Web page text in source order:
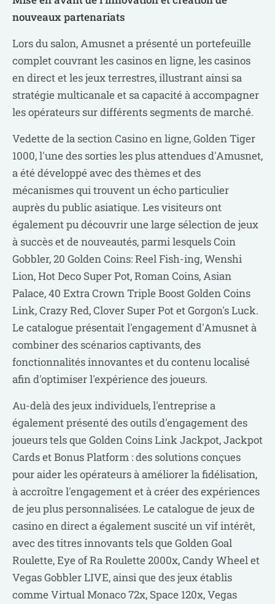
nouveaux partenariats
Lors du salon, Amusnet a présenté un portefeuille
complet couvrant les casinos en ligne, les casinos
en direct et les jeux terrestres, illustrant ainsi sa
stratégie multicanale et sa capacité à accompagner
les opérateurs sur différents segments de marché.
Vedette de la section Casino en ligne, Golden Tiger
1000, l'une des sorties les plus attendues d'Amusnet,
a été développé avec des thèmes et des
mécanismes qui trouvent un écho particulier
auprès du public asiatique. Les visiteurs ont
également pu découvrir une large sélection de jeux
à succès et de nouveautés, parmi lesquels Coin
Gobbler, 20 Golden Coins: Reel Fish-ing, Wenshi
Lion, Hot Deco Super Pot, Roman Coins, Asian
Palace, 40 Extra Crown Triple Boost Golden Coins
Link, Crazy Red, Clover Super Pot et Gorgon's Luck.
Le catalogue présentait l'engagement d'Amusnet à
combiner des scénarios captivants, des
fonctionnalités innovantes et du contenu localisé
afin d'optimiser l'expérience des joueurs.
Au-delà des jeux individuels, l'entreprise a
également présenté des outils d'engagement des
joueurs tels que Golden Coins Link Jackpot, Jackpot
Cards et Bonus Platform : des solutions conçues
pour aider les opérateurs à améliorer la fidélisation,
à accroître l'engagement et à créer des expériences
de jeu plus personnalisées. Le catalogue de jeux de
casino en direct a également suscité un vif intérêt,
avec des titres innovants tels que Golden Goal
Roulette, Eye of Ra Roulette 2000x, Candy Wheel et
Vegas Gobbler LIVE, ainsi que des jeux établis
comme Virtual Monaco 72x, Space 120x, Vegas